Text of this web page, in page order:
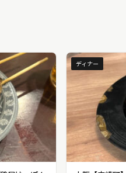
ディナー